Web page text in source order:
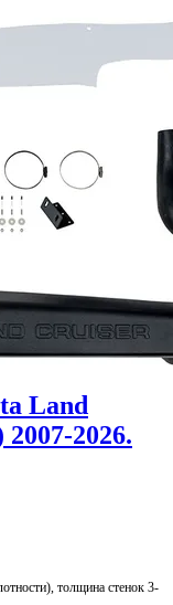
Land
2026.
толщина стенок 3-